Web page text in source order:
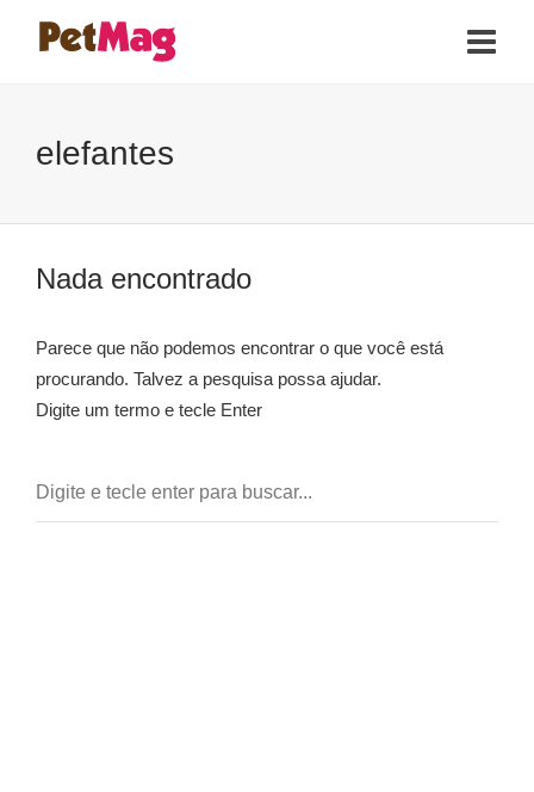
elefantes
Nada encontrado
Parece que não podemos encontrar o que você está
procurando. Talvez a pesquisa possa ajudar.
Digite um termo e tecle Enter